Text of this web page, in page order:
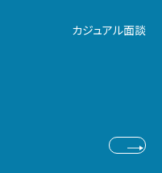
カジュアル面談